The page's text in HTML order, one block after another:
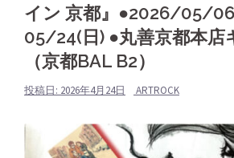
イン 京都』●2026/05/
05/24(日) ●丸善京都本店
（京都BAL B2）
投稿日: 2026年4月24日 ARTROCK